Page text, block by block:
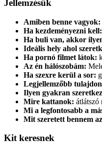
Jellemzésük
Amiben benne vagyok:
Ha kezdeményezni kell:
Ha buli van, akkor
Ideális hely ahol
Ha pornó filmet látok:
Az én hálószobám:
Ha szexre kerül a sor:
Legjellemzőbb
Ilyen gyakran
Mire kattanok: átlátszó
Mi a legfontosabb a
Mit szeretett bennem
Kit keresnek